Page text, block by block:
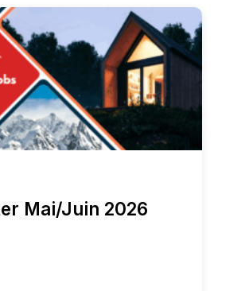
Mai/Juin 2026